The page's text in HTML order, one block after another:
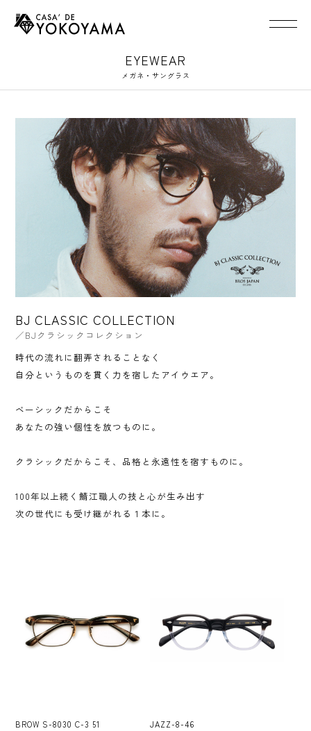
EYEWEAR
メガネ・サングラス
BJ CLASSIC COLLECTION
／BJクラシックコレクション
時代の流れに翻弄されることなく
自分というものを貫く力を宿したアイウエア。
ベーシックだからこそ
あなたの強い個性を放つものに。
クラシックだからこそ、品格と永遠性を宿すものに。
100年以上続く鯖江職人の技と心が生み出す
次の世代にも受け継がれる１本に。
BROW S-8030 C-3 51 JAZZ-8-46